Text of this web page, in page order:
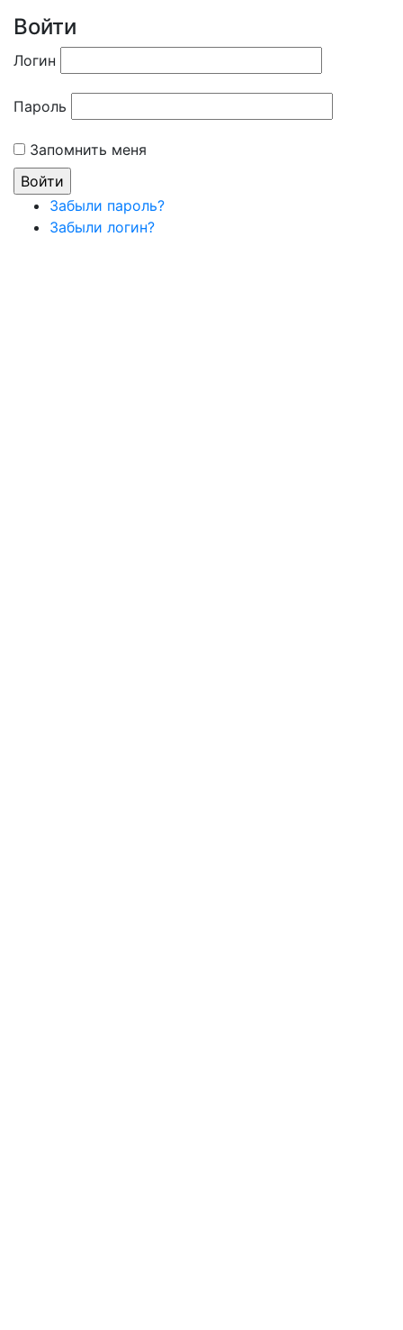
Войти
Логин
Пароль
Запомнить меня
Забыли пароль?
Забыли логин?